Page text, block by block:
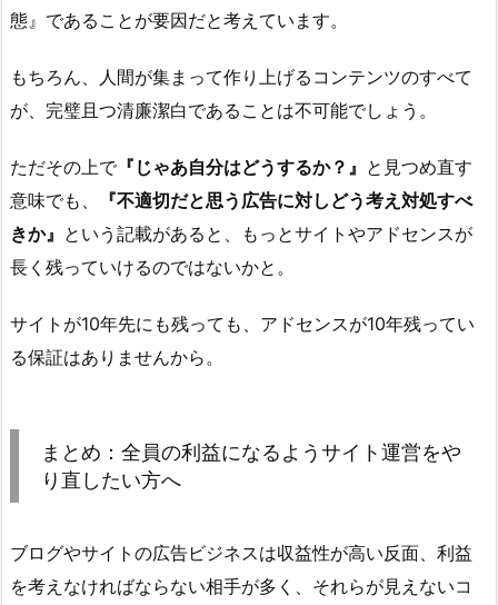
態』であることが要因だと考えています。
もちろん、人間が集まって作り上げるコンテンツのすべて
が、完璧且つ清廉潔白であることは不可能でしょう。
ただその上で『じゃあ自分はどうするか？』 と見つめ直す
意味でも、
『不適切だと思う広告に対しどう考え対処すべ
きか』 という記載があると、もっとサイトやアドセンスが
長く残っていけるのではないかと。
サイトが10年先にも残っても、アドセンスが10年残ってい
る保証はありませんから。
まとめ：全員の利益になるようサイト運営をや
り直したい方へ
ブログやサイトの広告ビジネスは収益性が高い反面、利益
を考えなければならない相手が多く、それらが見えないコ